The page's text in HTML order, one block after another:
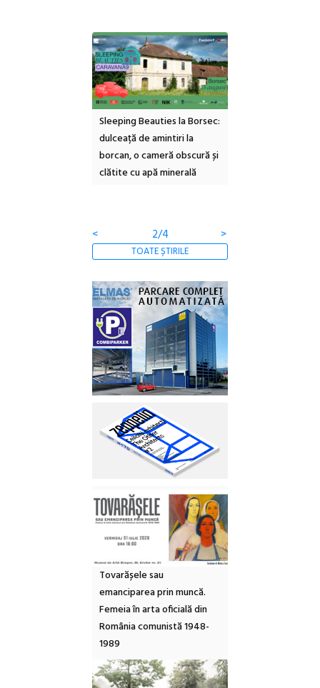
Sleeping Beauties la Borsec:
dulceață de amintiri la
borcan, o cameră obscură și
clătite cu apă minerală
< 2/4 >
TOATE ȘTIRILE
Tovarășele sau
emanciparea prin muncă.
Femeia în arta oficială din
România comunistă 1948-
1989